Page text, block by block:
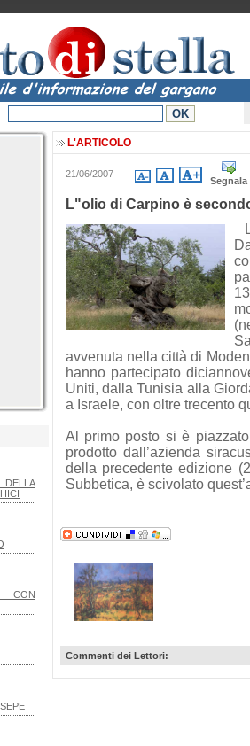
L'ARTICOLO
21/06/2007
Segnala
L"olio di Carpino è
avvenuta nella città di
hanno partecipato
Uniti, dalla Tunisia alla
a Israele, con oltre trecento
Al primo posto si è
prodotto dall’azienda
della precedente edizione
Subbetica, è scivolato
Commenti dei Lettori: